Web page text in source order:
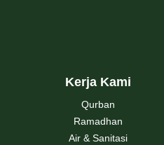
Kerja Kami
Qurban
Ramadhan
Air & Sanitasi